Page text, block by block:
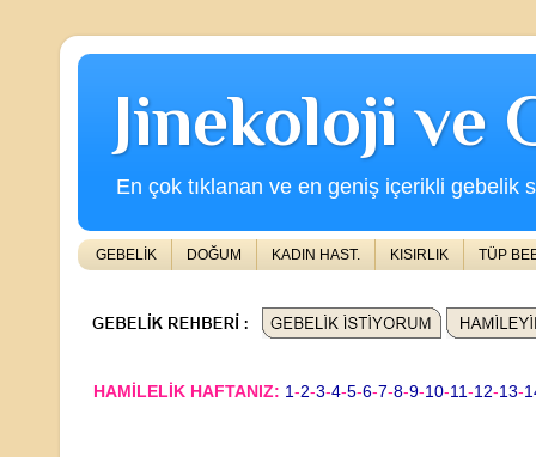
Jinekoloji ve
En çok tıklanan ve en geniş içerikli gebelik
GEBELİK DOĞUM KADIN HAST. KISIRLIK TÜP
HAMİLELİK HAFTANIZ: 1-2-3-4-5-6-7-8-9-10-11-12-13-